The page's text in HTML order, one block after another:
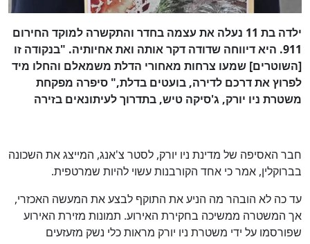
ילדה בת 11 נעלה את עצמה בחדר והתקשרה למוקד החירום
911. היא דיווחה שדודה דקר אותה ואת אחיותיה. "בנקודה זו
[השוטרים] שמעו צרחות מאחורי הדלת משמאלם והחלו מיד
לפרוץ את דרכם לדירה, בועטים בדלת," סיפרה מפקחת
משטרת ניו יורק, ג'סיקה טיש, בתדרוך לעיתונאים בזירה
חבר האסיפה של מדינת ניו יורק, לסטר צ'אנג, המייצג את השכונה
בברוקלין, אמר כי אחד הקורבנות עשוי להיות שמרטפית.
עד כה לא הובהר מה הניע את התוקף לבצע את המעשה האכזרי,
אך המשטרה ממשיכה בחקירת האירוע. תמונות מזירת האירוע
שפורסמו על ידי משטרת ניו יורק מראות כלי נשק מזעזעים
כן